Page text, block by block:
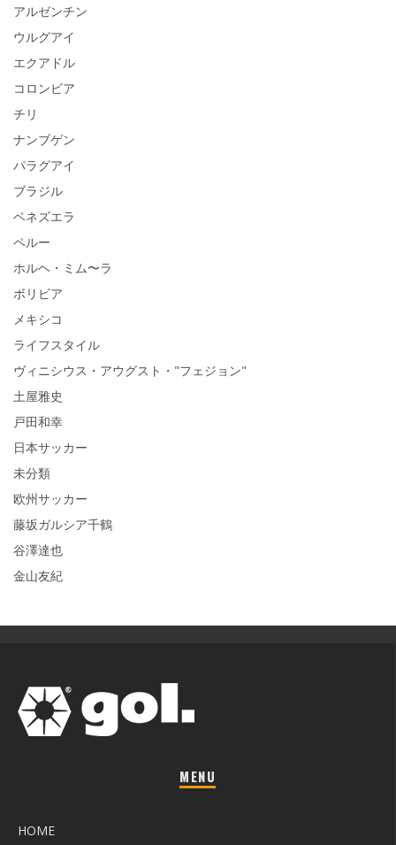
アルゼンチン
ウルグアイ
エクアドル
コロンビア
チリ
ナンブゲン
パラグアイ
ブラジル
ベネズエラ
ペルー
ホルヘ・ミム〜ラ
ボリビア
メキシコ
ライフスタイル
ヴィニシウス・アウグスト・"フェジョン"
土屋雅史
戸田和幸
日本サッカー
未分類
欧州サッカー
藤坂ガルシア千鶴
谷澤達也
金山友紀
MENU
HOME